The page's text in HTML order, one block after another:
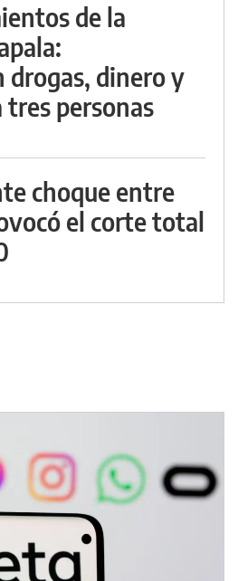
de la
drogas, dinero y
personas
choque entre
el corte total